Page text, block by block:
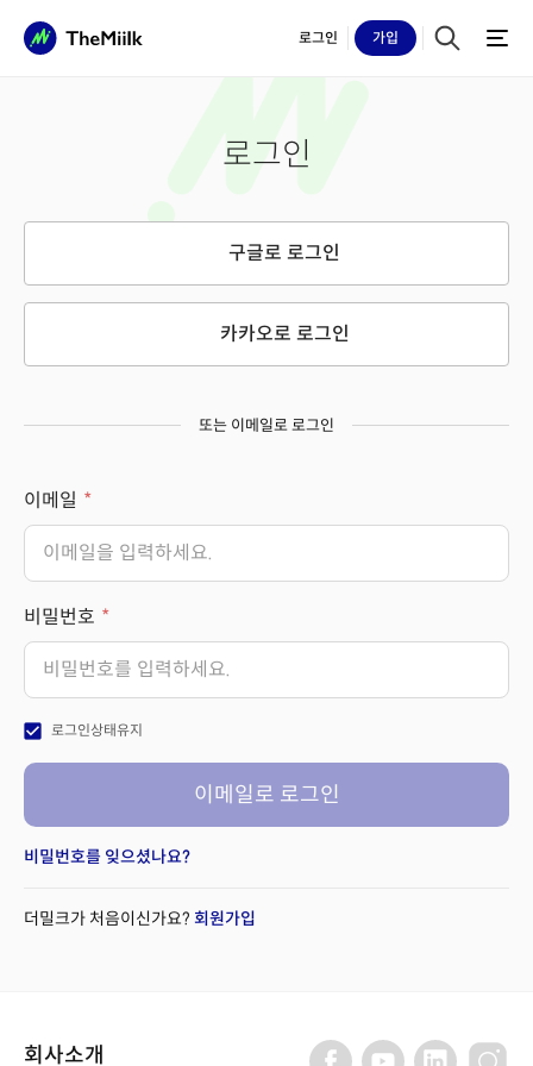
로그인 가입
로그인
구글로 로그인
카카오로 로그인
또는 이메일로 로그인
이메일
비밀번호
check_box 로그인상태유지
이메일로 로그인
비밀번호를 잊으셨나요?
더밀크가 처음이신가요? 회원가입
회사소개